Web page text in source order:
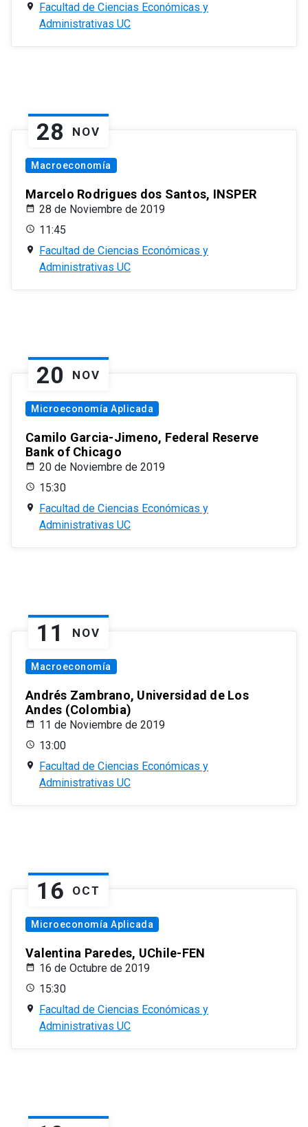
Facultad de Ciencias Económicas y
Administrativas UC
28 NOV
Macroeconomía
Marcelo Rodrigues dos Santos, INSPER
28 de Noviembre de 2019
11:45
Facultad de Ciencias Económicas y
Administrativas UC
20 NOV
Microeconomía Aplicada
Camilo Garcia-Jimeno, Federal Reserve
Bank of Chicago
20 de Noviembre de 2019
15:30
Facultad de Ciencias Económicas y
Administrativas UC
11 NOV
Macroeconomía
Andrés Zambrano, Universidad de Los
Andes (Colombia)
11 de Noviembre de 2019
13:00
Facultad de Ciencias Económicas y
Administrativas UC
16 OCT
Microeconomía Aplicada
Valentina Paredes, UChile-FEN
16 de Octubre de 2019
15:30
Facultad de Ciencias Económicas y
Administrativas UC